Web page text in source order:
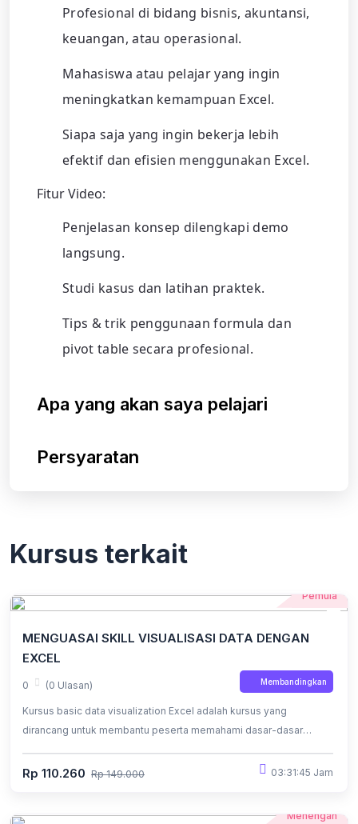
Profesional di bidang bisnis, akuntansi,
keuangan, atau operasional.
Mahasiswa atau pelajar yang ingin
meningkatkan kemampuan Excel.
Siapa saja yang ingin bekerja lebih
efektif dan efisien menggunakan Excel.
Fitur Video:
Penjelasan konsep dilengkapi demo
langsung.
Studi kasus dan latihan praktek.
Tips & trik penggunaan formula dan
pivot table secara profesional.
Apa yang akan saya pelajari
Persyaratan
Kursus terkait
Pemula
MENGUASAI SKILL VISUALISASI DATA DENGAN
EXCEL
0 (0 Ulasan) Membandingkan
Kursus basic data visualization Excel adalah kursus yang
dirancang untuk membantu peserta memahami dasar-dasar
belajar cara menyajikan data dengan grafik dan diagram yang
Rp 110.260 Rp 149.000 03:31:45 Jam
Menengah